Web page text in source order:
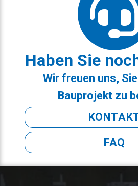
Haben Sie
Wir freuen uns,
Bauprojekt zu
FAQ